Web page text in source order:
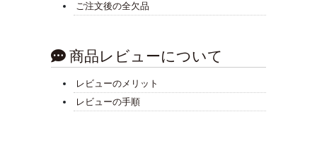
ご注文後の全欠品
商品レビューについて
レビューのメリット
レビューの手順